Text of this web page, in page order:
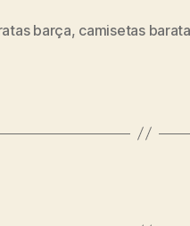
barça, camisetas